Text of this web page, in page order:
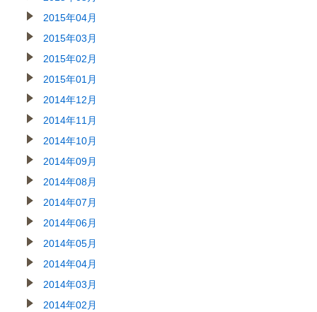
2015年04月
2015年03月
2015年02月
2015年01月
2014年12月
2014年11月
2014年10月
2014年09月
2014年08月
2014年07月
2014年06月
2014年05月
2014年04月
2014年03月
2014年02月